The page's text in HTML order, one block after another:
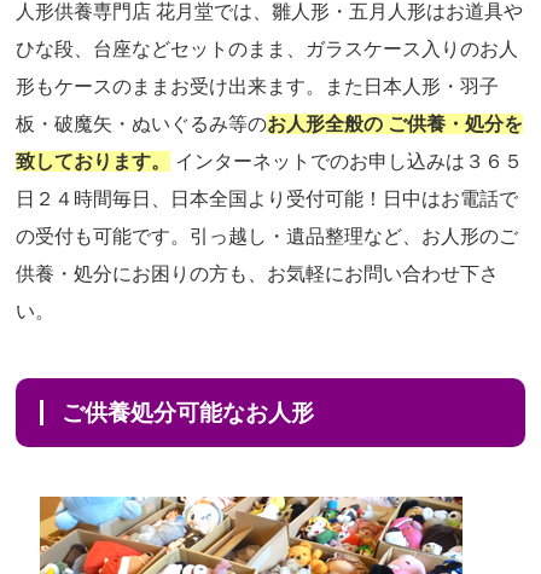
人形供養専門店 花月堂では、雛人形・五月人形はお道具や
ひな段、台座などセットのまま、ガラスケース入りのお人
形もケースのままお受け出来ます。また日本人形・羽子
板・破魔矢・ぬいぐるみ等のお人形全般の ご供養・処分を
致しております。
インターネットでのお申し込みは３６５
日２４時間毎日、日本全国より受付可能！日中はお電話で
の受付も可能です。引っ越し・遺品整理など、お人形のご
供養・処分にお困りの方も、お気軽にお問い合わせ下さ
い。
ご供養処分可能なお人形